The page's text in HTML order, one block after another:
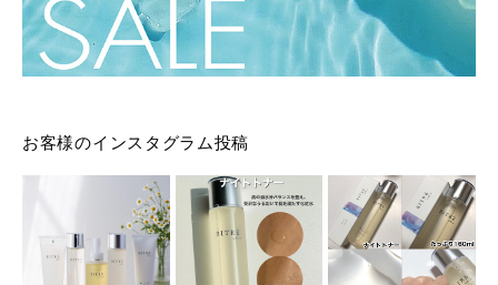
お客様のインスタグラム投稿